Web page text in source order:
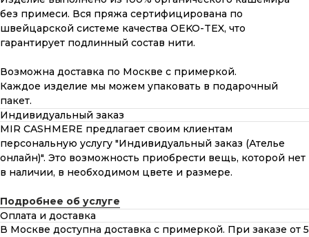
без примеси. Вся пряжа сертифицирована по
швейцарской системе качества OEKO-TEX, что
гарантирует подлинный состав нити.
Возможна доставка по Москве с примеркой.
Каждое изделие мы можем упаковать в подарочный
пакет.
Индивидуальный заказ
MIR CASHMERE предлагает своим клиентам
персональную услугу "Индивидуальный заказ (Ателье
онлайн)". Это возможность приобрести вещь, которой нет
в наличии, в необходимом цвете и размере.
Подробнее об услуге
Оплата и доставка
В Москве доступна доставка с примеркой. При заказе от 5